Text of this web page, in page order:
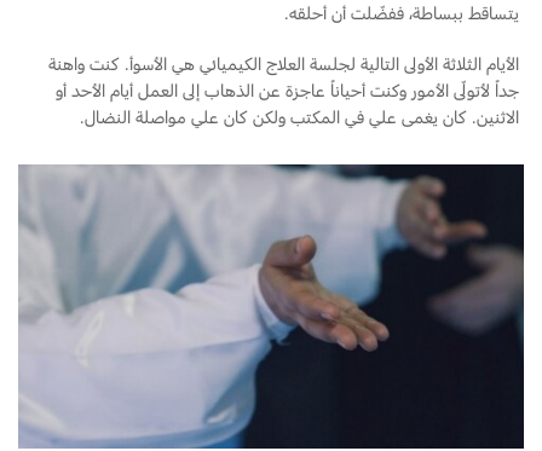
يتساقط ببساطة، ففضّلت أن أحلقه.
الأيام الثلاثة الأولى التالية لجلسة العلاج الكيميائي هي الأسوأ. كنت واهنة
جداً لأتولّى الأمور وكنت أحياناً عاجزة عن الذهاب إلى العمل أيام الأحد أو
الاثنين. كان يغمى علي في المكتب ولكن كان علي مواصلة النضال.